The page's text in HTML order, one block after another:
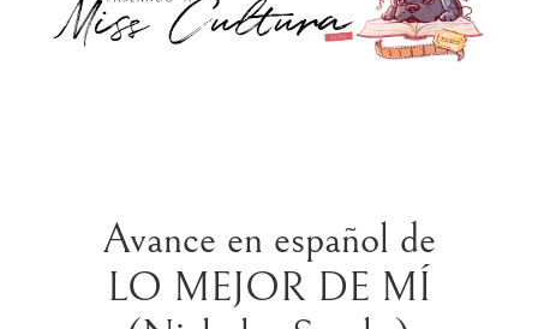
Avance en español de
LO MEJOR DE MÍ